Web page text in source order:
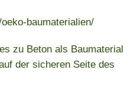
zu Beton als Baumaterial
der sicheren Seite des